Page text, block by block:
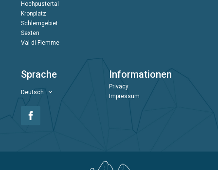
Hochpustertal
Kronplatz
Schlerngebiet
Sexten
Val di Fiemme
Sprache
Deutsch
Informationen
Privacy
Impressum